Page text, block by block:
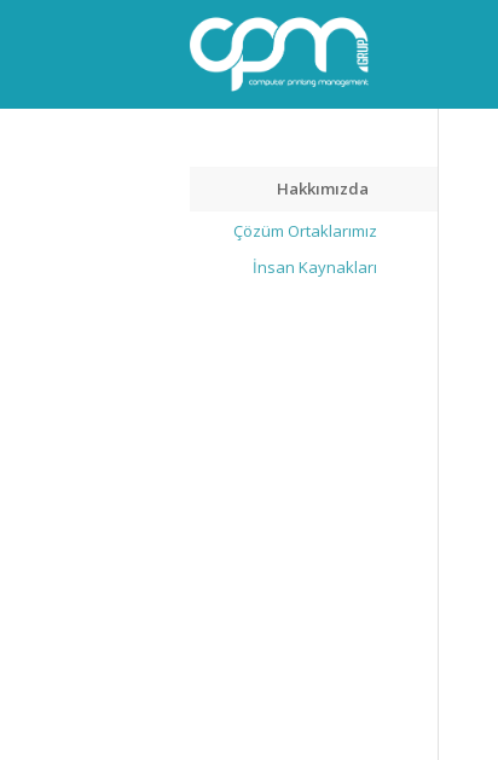
Hakkımızda
Çözüm Ortaklarımız
İnsan Kaynakları